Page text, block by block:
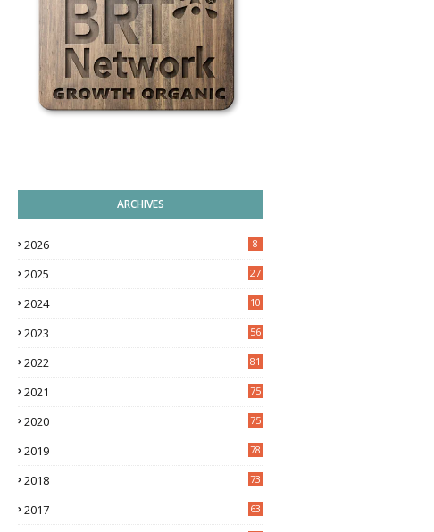
ARCHIVES
2026 8
2025 27
2024
10
2023 56
2022 81
2021 75
2020 75
2019 78
2018 73
2017 63